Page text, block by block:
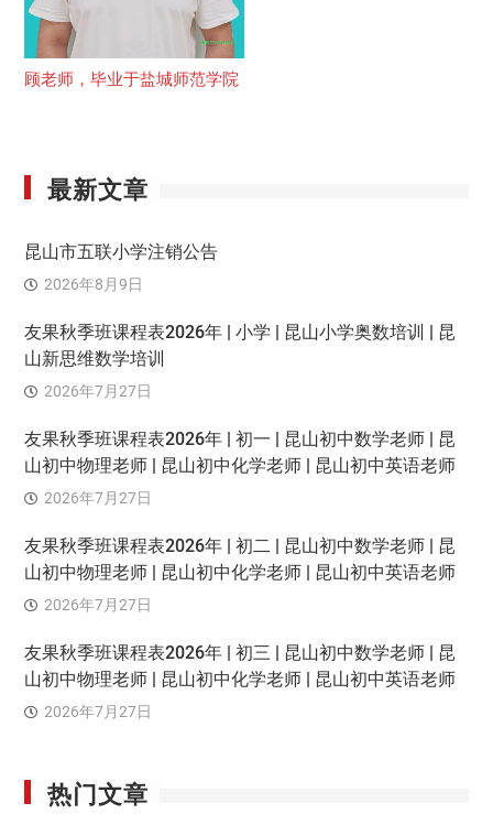
顾老师，毕业于盐城师范学院
最新文章
昆山市五联小学注销公告
2026年8月9日
友果秋季班课程表2026年 | 小学 | 昆山小学奥数培训 | 昆
山新思维数学培训
2026年7月27日
友果秋季班课程表2026年 | 初一 | 昆山初中数学老师 | 昆
山初中物理老师 | 昆山初中化学老师 | 昆山初中英语老师
2026年7月27日
友果秋季班课程表2026年 | 初二 | 昆山初中数学老师 | 昆
山初中物理老师 | 昆山初中化学老师 | 昆山初中英语老师
2026年7月27日
友果秋季班课程表2026年 | 初三 | 昆山初中数学老师 | 昆
山初中物理老师 | 昆山初中化学老师 | 昆山初中英语老师
2026年7月27日
热门文章